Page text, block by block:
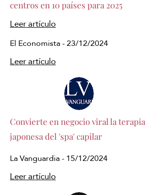
centros en 10 países para 2025
Leer artículo
El Economista - 23/12/2024
Leer artículo
Convierte en negocio viral la terapia
japonesa del 'spa' capilar
La Vanguardia - 15/12/2024
Leer artículo